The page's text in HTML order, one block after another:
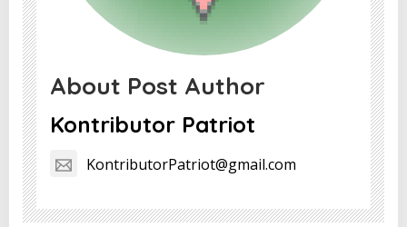
About Post Author
Kontributor Patriot
KontributorPatriot@gmail.com